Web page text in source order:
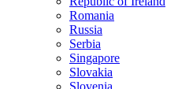
Romania
Russia
Serbia
Singapore
Slovakia
Slovenia